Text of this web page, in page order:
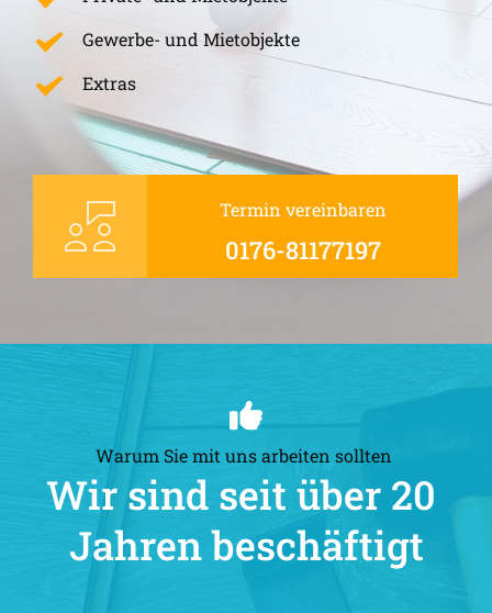
Gewerbe- und Mietobjekte
Extras
Termin vereinbaren
0176-81177197
Warum Sie mit uns arbeiten sollten
Wir sind seit über 20
Jahren beschäftigt